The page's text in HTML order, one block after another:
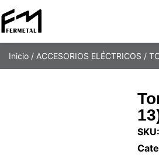
Inicio / ACCESORIOS ELÉCTRICOS /
SKU:
Cate